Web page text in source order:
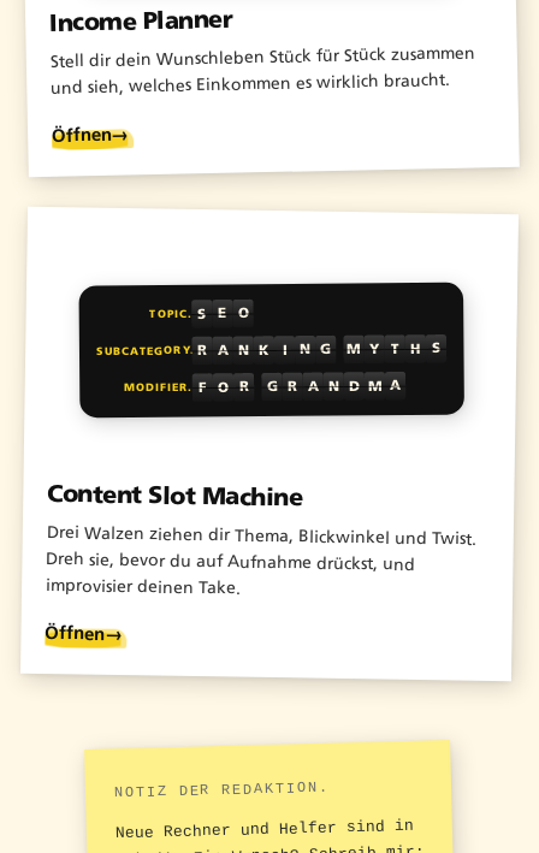
Income Planner
Stell dir dein Wunschleben Stück für Stück zusammen
und sieh, welches Einkommen es wirklich braucht.
Öffnen→
TOPIC. S E O
SUBCATEGORY. R A N K I N G M Y T H S
MODIFIER. F O R G R A N D M A
Content Slot Machine
Drei Walzen ziehen dir Thema, Blickwinkel und Twist.
Dreh sie, bevor du auf Aufnahme drückst, und
improvisier deinen Take.
Öffnen→
NOTIZ DER REDAKTION.
Neue Rechner und Helfer sind in